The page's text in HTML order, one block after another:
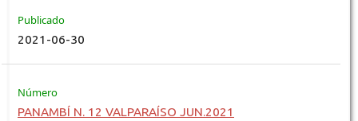
Publicado
2021-06-30
Número
PANAMBÍ N. 12 VALPARAÍSO JUN.2021